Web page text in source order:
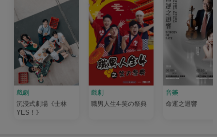
戲劇
沉浸式劇場《士林
YES！》
戲劇
職男人生4-笑の祭典
音樂
命運之迴響